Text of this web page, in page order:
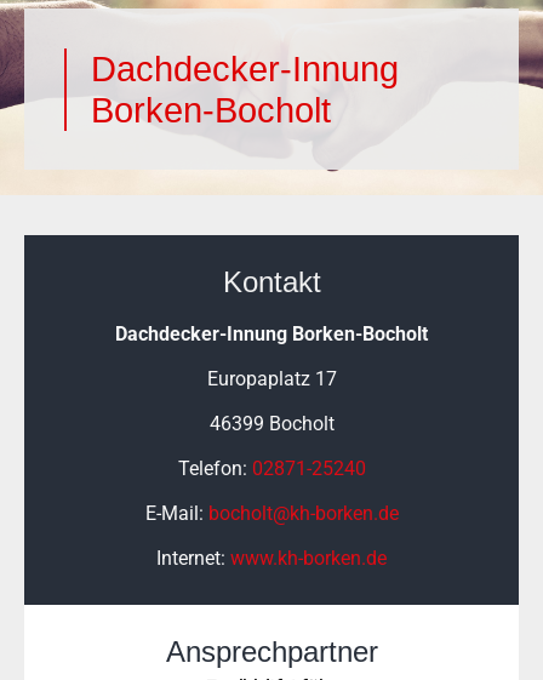
Dachdecker-Innung
Borken-Bocholt
Kontakt
Dachdecker-Innung Borken-Bocholt
Europaplatz17
46399 Bocholt
Telefon: 02871-25240
E-Mail: bocholt@kh-borken.de
Internet: www.kh-borken.de
Ansprechpartner